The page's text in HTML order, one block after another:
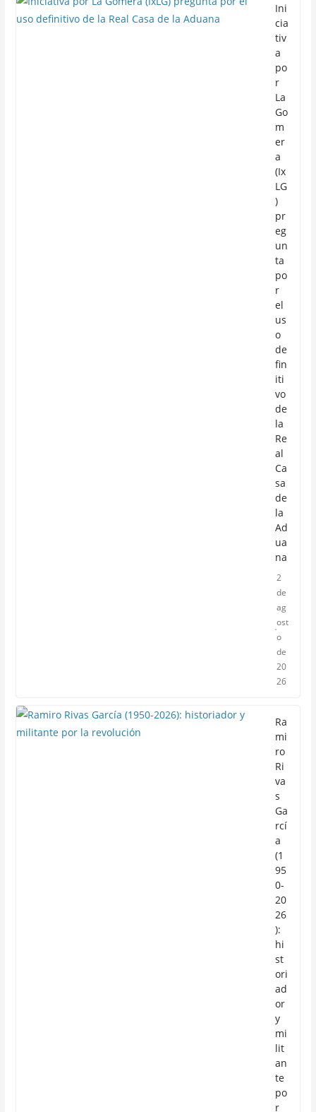
Ini
cia
tiv
a
po
r
La
Go
m
er
a
(Ix
LG
)
pr
eg
un
ta
po
r
el
us
o
de
fin
iti
vo
de
la
Re
al
Ca
sa
de
la
Ad
ua
na
2
de
ag
ost
o
de
20
26
Ra
mi
ro
Ri
va
s
Ga
rcí
a
(1
95
0-
20
26
):
hi
st
ori
ad
or
y
mi
lit
an
te
po
r